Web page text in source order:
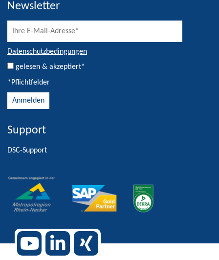
Newsletter
Datenschutzbedingungen
gelesen & akzeptiert*
*Pflichtfelder
Alternative:
Support
DSC-Support